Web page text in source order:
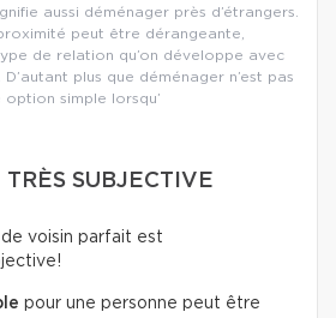
aussi déménager près d’étrangers.
peut être dérangeante,
de relation qu’on développe avec
plus que déménager n’est pas
option simple lorsqu’
SUBJECTIVE
de voisin parfait est
pour une personne peut être